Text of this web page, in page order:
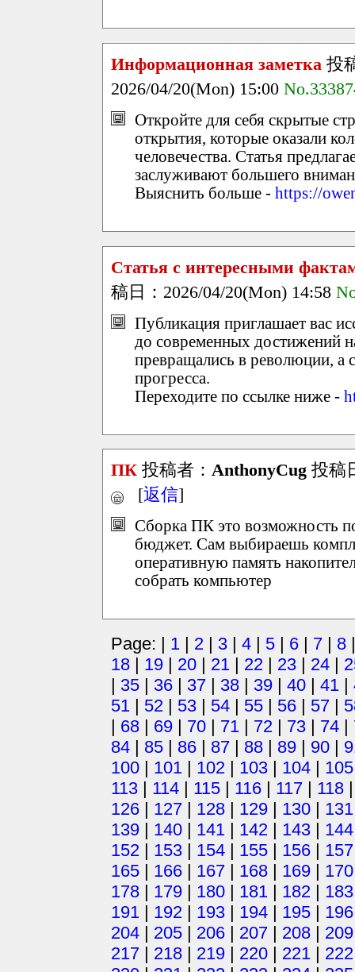
Информационная заметка 投
2026/04/20(Mon) 15:00
Откройте для себя скрытые
открытия, которые оказали
человечества. Статья
заслуживают большего
Выяснить больше - https://
Статья с интересными
稿日：2026/04/20(Mon) 14:58
Публикация приглашает вас
до современных достижений
превращались в революции, а
прогресса.
Переходите по ссылке ниже -
ПК 投稿者： AnthonyCug 投稿
[返信]
Сборка ПК это возможность
бюджет. Сам выбираешь
оперативную память
собрать компьютер
Page: | 1 | 2 | 3 | 4 | 5 | 6 | 7 | 8
18 | 19 | 20 | 21 | 22 | 23 | 24 |
| 35 | 36 | 37 | 38 | 39 | 40 | 41 |
51 | 52 | 53 | 54 | 55 | 56 | 57 |
| 68 | 69 | 70 | 71 | 72 | 73 | 74 |
84 | 85 | 86 | 87 | 88 | 89 | 90 |
100 | 101 | 102 | 103 | 104 | 105
113 | 114 | 115 | 116 | 117 | 118
126 | 127 | 128 | 129 | 130 | 131
139 | 140 | 141 | 142 | 143 | 144
152 | 153 | 154 | 155 | 156 | 157
165 | 166 | 167 | 168 | 169 | 170
178 | 179 | 180 | 181 | 182 | 183
191 | 192 | 193 | 194 | 195 | 196
204 | 205 | 206 | 207 | 208 | 209
217 | 218 | 219 | 220 | 221 | 222